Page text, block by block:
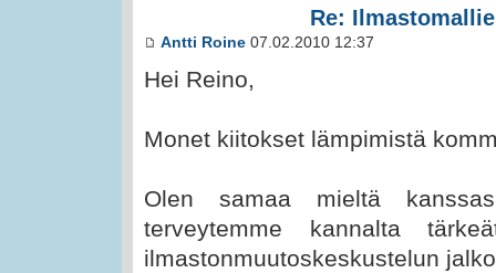
Re:
Antti Roine 07.02.2010 12:37
Hei Reino,
Monet kiitokset lämpimistä
Olen samaa mieltä
terveytemme kannalta
ilmastonmuutoskeskustelun